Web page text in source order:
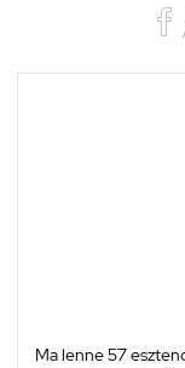

Ma lenne 57